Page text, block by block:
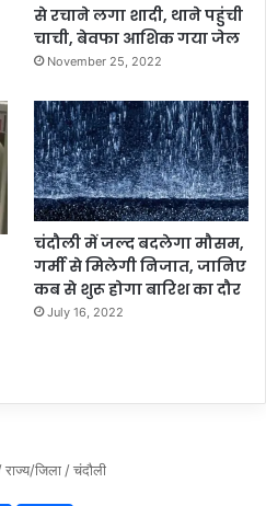
से रचाने लगा शादी, थाने पहुंची
चाची, बेवफा आशिक गया जेल
November 25, 2022
चंदौली में जल्द बदलेगा मौसम,
गर्मी से मिलेगी निजात, जानिए
कब से शुरू होगा बारिश का दौर
July 16, 2022